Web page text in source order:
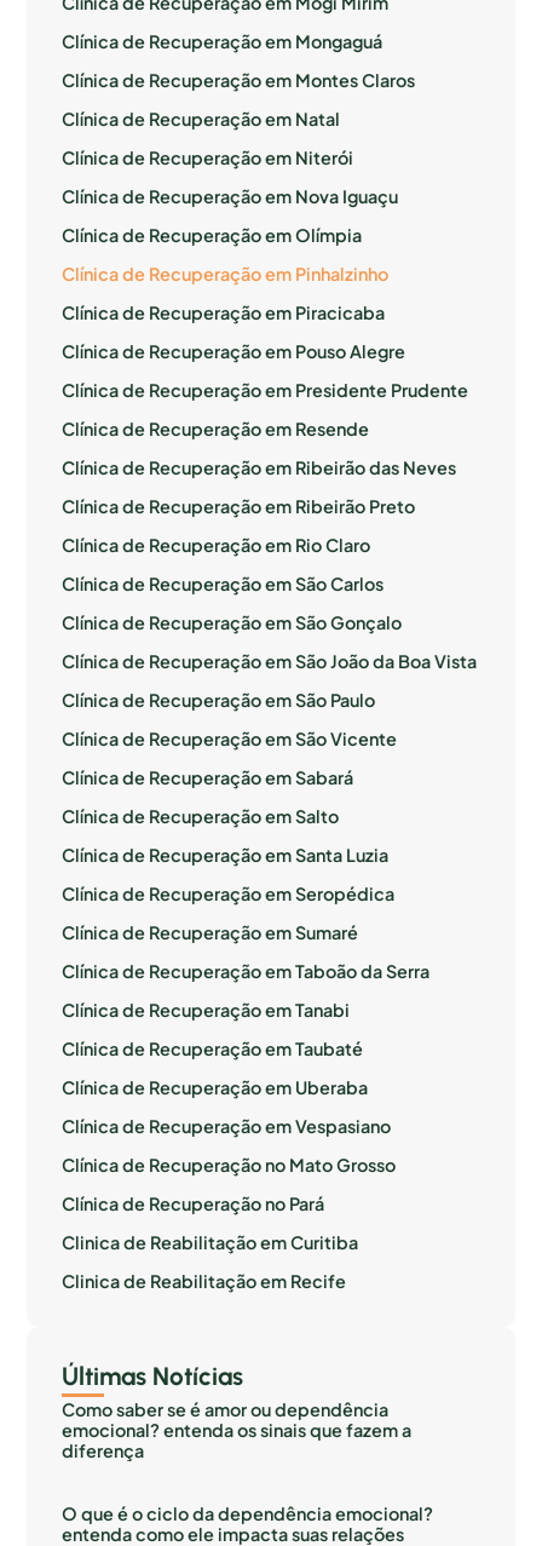
Clínica de Recuperação em Mongaguá
Clínica de Recuperação em Montes Claros
Clínica de Recuperação em Natal
Clínica de Recuperação em Niterói
Clínica de Recuperação em Nova Iguaçu
Clínica de Recuperação em Olímpia
Clínica de Recuperação em Pinhalzinho
Clínica de Recuperação em Piracicaba
Clínica de Recuperação em Pouso Alegre
Clínica de Recuperação em Presidente Prudente
Clínica de Recuperação em Resende
Clínica de Recuperação em Ribeirão das Neves
Clínica de Recuperação em Ribeirão Preto
Clínica de Recuperação em Rio Claro
Clínica de Recuperação em São Carlos
Clínica de Recuperação em São Gonçalo
Clínica de Recuperação em São João da Boa Vista
Clínica de Recuperação em São Paulo
Clínica de Recuperação em São Vicente
Clínica de Recuperação em Sabará
Clínica de Recuperação em Salto
Clínica de Recuperação em Santa Luzia
Clínica de Recuperação em Seropédica
Clínica de Recuperação em Sumaré
Clínica de Recuperação em Taboão da Serra
Clínica de Recuperação em Tanabi
Clínica de Recuperação em Taubaté
Clínica de Recuperação em Uberaba
Clínica de Recuperação em Vespasiano
Clínica de Recuperação no Mato Grosso
Clínica de Recuperação no Pará
Clinica de Reabilitação em Curitiba
Clinica de Reabilitação em Recife
Últimas Notícias
Como saber se é amor ou dependência
emocional? entenda os sinais que fazem a
diferença
O que é o ciclo da dependência emocional?
entenda como ele impacta suas relações